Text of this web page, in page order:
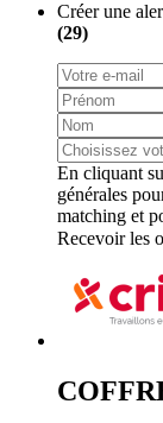
Créer une
(29)
En cliquant
générales
matching et
Recevoir les